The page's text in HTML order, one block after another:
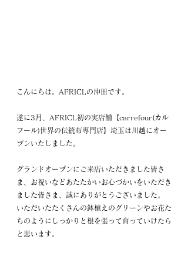
こんにちは。AFRICLの沖田です。
遂に3月、AFRICL初の実店舗【carrefour(カル
フール)世界の伝統布専門店】埼玉は川越にオー
プンいたしました。
グランドオープンにご来店いただきました皆さ
ま、お祝いなどあたたかいお心づかいをいただき
ました皆さま、誠にありがとうございました。
いただいたたくさんの鉢植えのグリーンやお花た
ちのようにしっかりと根を張って育っていけたら
と思います。